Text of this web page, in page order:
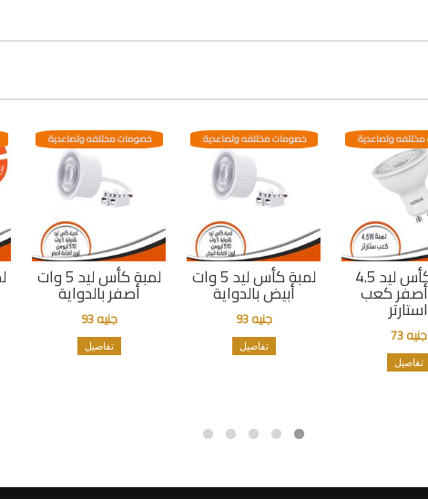
لمبة كأس ليد 5 وات
أصفر بالدواية
خصومات مختلفه وتصاعدية
جنيه 93
تفاصيل
لمبة كأس ليد 5 وات
أبيض بالدواية
خصومات مختلفه وتصاعدية
جنيه 93
تفاصيل
لمبة كأس ليد 4.5
كعب
استارتر
وتصاعدية
جنيه 73
تفاصيل